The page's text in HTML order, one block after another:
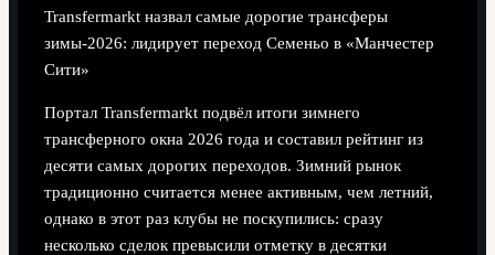
Transfermarkt назвал самые дорогие трансферы
зимы-2026: лидирует переход Семеньо в «Манчестер
Сити»
Портал Transfermarkt подвёл итоги зимнего
трансферного окна 2026 года и составил рейтинг из
десяти самых дорогих переходов. Зимний рынок
традиционно считается менее активным, чем летний,
однако в этот раз клубы не поскупились: сразу
несколько сделок превысили отметку в десятки